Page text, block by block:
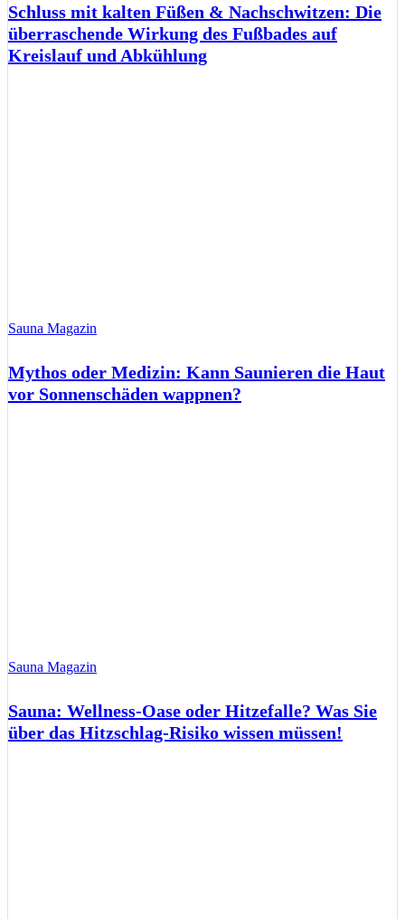
Schluss mit kalten Füßen & Nachschwitzen: Die
überraschende Wirkung des Fußbades auf
Kreislauf und Abkühlung
Sauna Magazin
Mythos oder Medizin: Kann Saunieren die Haut
vor Sonnenschäden wappnen?
Sauna Magazin
Sauna: Wellness-Oase oder Hitzefalle? Was Sie
über das Hitzschlag-Risiko wissen müssen!